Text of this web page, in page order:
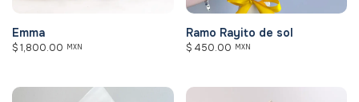
Emma
$1,800.00 MXN
Ramo Rayito de sol
$ 450.00 MXN